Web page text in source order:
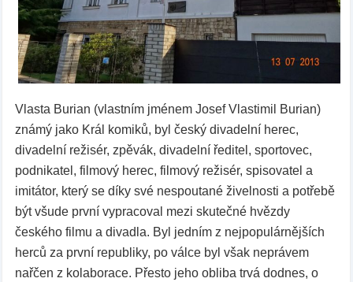
Vlasta Burian (vlastním jménem Josef Vlastimil Burian)
známý jako Král komiků, byl český divadelní herec,
divadelní režisér, zpěvák, divadelní ředitel, sportovec,
podnikatel, filmový herec, filmový režisér, spisovatel a
imitátor, který se díky své nespoutané živelnosti a potřebě
být všude první vypracoval mezi skutečné hvězdy
českého filmu a divadla. Byl jedním z nejpopulárnějších
herců za první republiky, po válce byl však neprávem
nařčen z kolaborace. Přesto jeho obliba trvá dodnes, o